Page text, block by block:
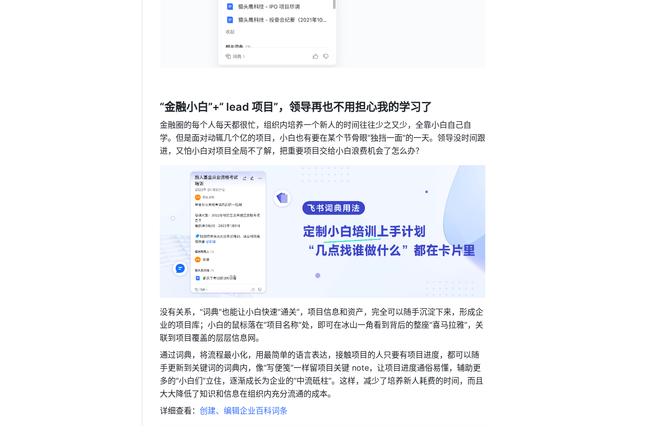
“金融小白”+“ lead 项目”，领导再也不用担心我的学习了
金融圈的每个人每天都很忙，组织内培养一个新人的时间往往少之又少，全靠小白自己自
学。但是面对动辄几个亿的项目，小白也有要在某个节骨眼“独挡一面”的一天。领导没时间跟
进，又怕小白对项目全局不了解，把重要项目交给小白浪费机会了怎么办？
没有关系，“词典”也能让小白快速“通关”，项目信息和资产，完全可以随手沉淀下来，形成企
业的项目库；小白的鼠标落在“项目名称”处，即可在冰山一角看到背后的整座“喜马拉雅”，关
联到项目覆盖的层层信息网。
通过词典，将流程最小化，用最简单的语言表达，接触项目的人只要有项目进度，都可以随
手更新到关键词的词典内，像“写便笺”一样留项目关键 note，让项目进度通俗易懂，辅助更
多的“小白们”立住，逐渐成长为企业的“中流砥柱”。这样，减少了培养新人耗费的时间，而且
大大降低了知识和信息在组织内充分流通的成本。
详细查看： 创建、编辑企业百科词条